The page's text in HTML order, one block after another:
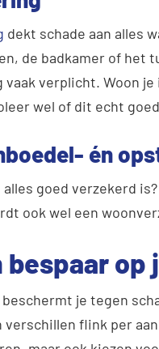
dekt schade aan alles
de badkamer of het
verplicht. Woon
wel of dit echt
én
goed verzekerd
ook wel een
bespaar
je tegen
flink per